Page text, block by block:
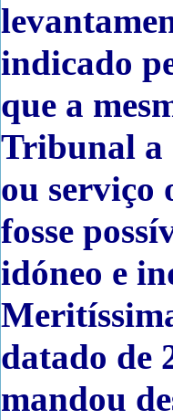
indicado
que a
Tribunal a
ou serviço
fosse
idóneo e
datado de
mandou